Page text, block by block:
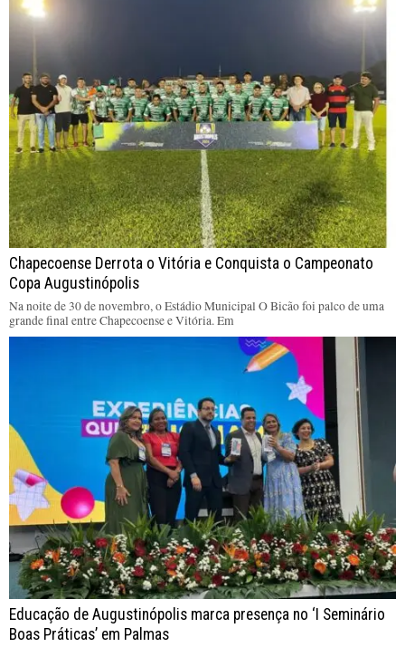
Chapecoense Derrota o Vitória e Conquista o Campeonato
Copa Augustinópolis
Na noite de 30 de novembro, o Estádio Municipal O Bicão foi palco de uma
grande final entre Chapecoense e Vitória. Em
Educação de Augustinópolis marca presença no ‘I Seminário
Boas Práticas’ em Palmas